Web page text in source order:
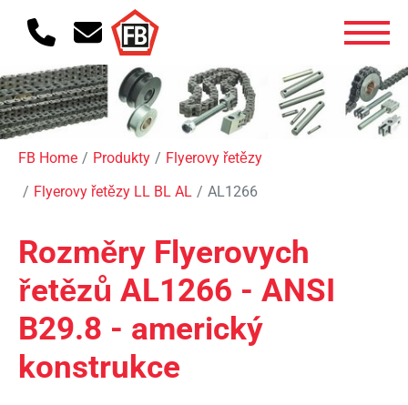
FB Home Produkty
Flyerovy řetězy
Flyerovy řetězy LL BL AL
AL1266
Rozměry Flyerovych
řetězů AL1266 - ANSI
B29.8 - americký
konstrukce